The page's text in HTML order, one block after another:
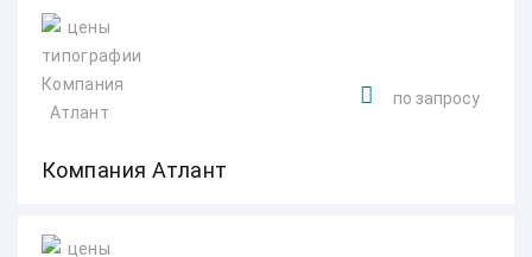
Компания Атлант
по запросу